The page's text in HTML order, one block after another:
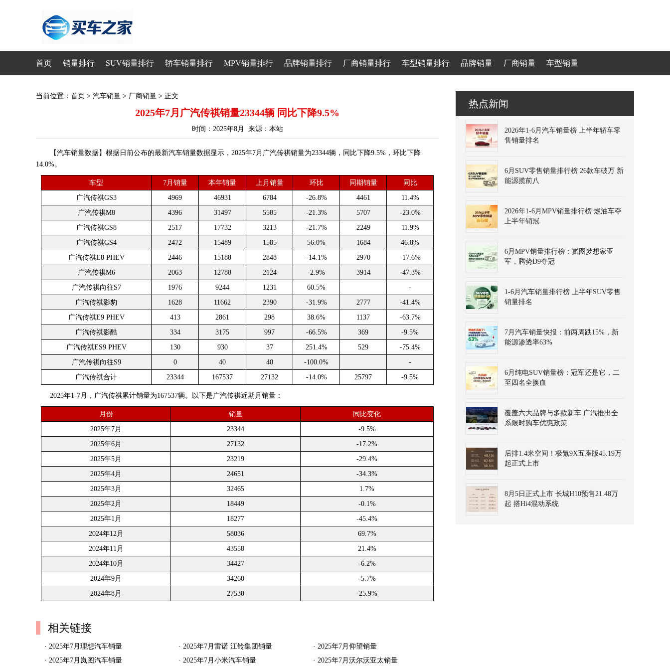
首页 销量排行 SUV销量排行 轿车销量排行 MPV销量排行 品牌销量排行 厂商销量排行 车型销量排行 品牌销量 厂商销量 车型销量
当前位置： 首页 > 汽车销量 > 厂商销量 > 正文
2025年7月广汽传祺销量23344辆 同比下降9.5%
时间：2025年8月 来源：本站
【汽车销量数据】根据日前公布的最新汽车销量数据显示，2025年7月广汽传祺销量为23344辆，同比下降9.5%，环比下降
14.0%。
车型 7月销量 本年销量 上月销量 环比 同期销量
同比
广汽传祺GS3
4969 46931 6784 -26.8% 4461
11.4%
广汽传祺M8
4396 31497 5585 -21.3% 5707
-23.0%
广汽传祺GS8
2517 17732 3213 -21.7% 2249
11.9%
广汽传祺GS4
2472 15489 1585 56.0% 1684
46.8%
广汽传祺E8 PHEV
2446 15188 2848 -14.1% 2970
-17.6%
广汽传祺M6
2063 12788 2124 -2.9% 3914
-47.3%
广汽传祺向往S7
1976 9244 1231 60.5%
-
广汽传祺影豹
1628 11662 2390 -31.9% 2777
-41.4%
广汽传祺E9 PHEV
413 2861 298 38.6% 1137
-63.7%
广汽传祺影酷
334 3175 997 -66.5% 369
-9.5%
广汽传祺ES9 PHEV
130 930 37 251.4% 529
-75.4%
广汽传祺向往S9
0 40 40 -100.0%
-
广汽传祺合计
23344 167537 27132 -14.0% 25797 -9.5%
2025年1-7月，广汽传祺累计销量为167537辆。以下是广汽传祺近期月销量：
月份 销量
同比变化
2025年7月
23344
-9.5%
2025年6月
27132
-17.2%
2025年5月
23219
-29.4%
2025年4月
24651
-34.3%
2025年3月
32465
1.7%
2025年2月
18449
-0.1%
2025年1月
18277
-45.4%
2024年12月
58036
69.7%
2024年11月
43558
21.4%
2024年10月
34427
-6.2%
2024年9月
34260
-5.7%
2024年8月
27530 -25.9%
相关链接
· 2025年7月理想汽车销量 ·2025年7月雷诺 江铃集团销量 · 2025年7月仰望销量
· 2025年7月岚图汽车销量 ·2025年7月小米汽车销量 · 2025年7月沃尔沃亚太销量
热点新闻
2026年1-6月汽车销量榜 上半年轿车零
售销量排名
6月SUV零售销量排行榜 26款车破万 新
能源揽前八
2026年1-6月MPV销量排行榜 燃油车夺
上半年销冠
6月MPV销量排行榜：岚图梦想家亚
军，腾势D9夺冠
1-6月汽车销量排行榜 上半年SUV零售
销量排名
7月汽车销量快报：前两周跌15%，新
能源渗透率63%
6月纯电SUV销量榜：冠军还是它，二
至四名全换血
覆盖六大品牌与多款新车 广汽推出全
系限时购车优惠政策
后排1.4米空间！极氪9X五座版45.19万
起正式上市
8月5日正式上市 长城H10预售21.48万
起 搭Hi4混动系统